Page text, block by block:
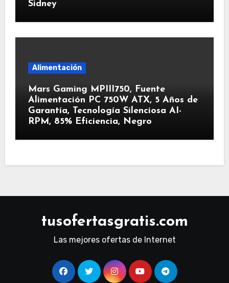
Sidney
Alimentación
Mars Gaming MPIII750, Fuente
Alimentación PC 750W ATX, 5 Años de
Garantía, Tecnología Silenciosa AI-
RPM, 85% Eficiencia, Negro
tusofertasgratis.com
Las mejores ofertas de Internet